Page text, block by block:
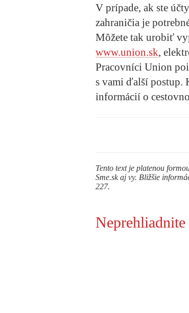
V prípade, ak ste
zahraničia je
Môžete tak urobiť
www.union.sk,
Pracovníci Union
s vami ďalší postup.
informácií o
Tento text je platenou
Sme.sk aj vy. Bližšie
227.
Neprehliadnite